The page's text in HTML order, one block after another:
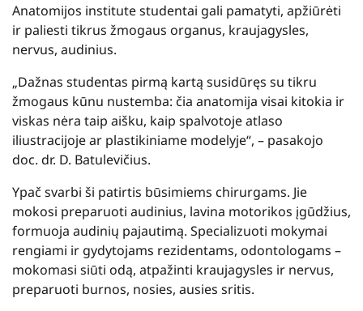
Anatomijos institute studentai gali pamatyti, apžiūrėti
ir paliesti tikrus žmogaus organus, kraujagysles,
nervus, audinius.
„Dažnas studentas pirmą kartą susidūręs su tikru
žmogaus kūnu nustemba: čia anatomija visai kitokia ir
viskas nėra taip aišku, kaip spalvotoje atlaso
iliustracijoje ar plastikiniame modelyje“, – pasakojo
doc. dr. D. Batulevičius.
Ypač svarbi ši patirtis būsimiems chirurgams. Jie
mokosi preparuoti audinius, lavina motorikos įgūdžius,
formuoja audinių pajautimą. Specializuoti mokymai
rengiami ir gydytojams rezidentams, odontologams –
mokomasi siūti odą, atpažinti kraujagysles ir nervus,
preparuoti burnos, nosies, ausies sritis.